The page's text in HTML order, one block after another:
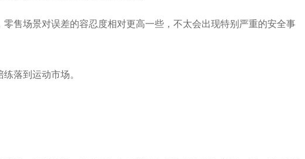
售场景对误差的容忍度相对更高一些，不太会出现特别严重的安全事
落到运动市场。